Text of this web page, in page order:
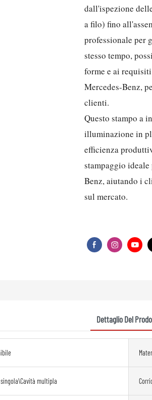
dall'ispezione
a filo) fino
professionale per
stesso tempo,
forme e ai
Mercedes-Benz,
clienti.
Questo stampo a
illuminazione in
efficienza
stampaggio
Benz, aiutando i
sul mercato.
Dettaglio Del
multipla